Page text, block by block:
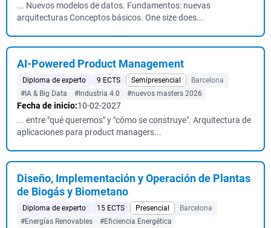
... Nuevos modelos de datos. Fundamentos: nuevas
arquitecturas Conceptos básicos. One size does...
AI-Powered Product Management
Diploma de experto 9 ECTS Semipresencial
Barcelona
#IA & Big Data
#Industria 4.0 #nuevos masters 2026
Fecha de inicio:10-02-2027
... entre "qué queremos" y "cómo se construye". Arquitectura de
aplicaciones para product managers...
Diseño, Implementación y Operación de Plantas
de Biogás y Biometano
Diploma de experto 15 ECTS Presencial
Barcelona
#Energías Renovables
#Eficiencia Energética